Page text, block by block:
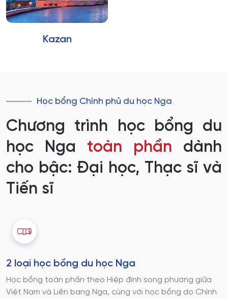
Kazan
Học bổng Chính phủ du học Nga
Chương trình học bổng du
học Nga toàn phần dành
cho bậc: Đại học, Thạc sĩ và
Tiến sĩ
2 loại học bổng du học Nga
Học bổng toàn phần theo Hiệp định song phương giữa
Việt Nam và Liên bang Nga, cùng với học bổng do Chính